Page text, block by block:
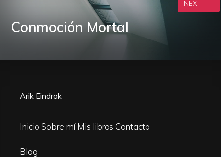
Conmoción Mortal
NEXT
Arik Eindrok
Inicio Sobre mí Mis libros Contacto
Blog